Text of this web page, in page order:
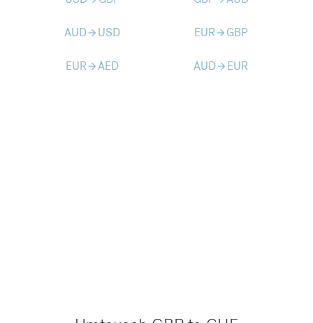
AUDarrow_forward USD EURarrow_forward GBP
EURarrow_forwardAED AUDarrow_forward EUR